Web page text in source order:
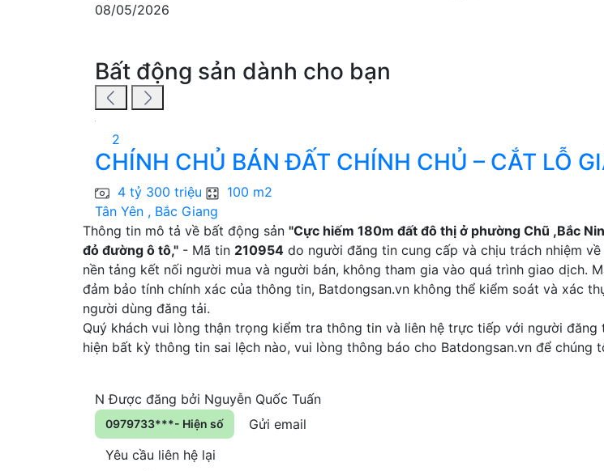
08/05/2026
Bất động sản dành cho bạn
2
CHÍNH CHỦ BÁN ĐẤT CHÍNH CHỦ – CẮT LỖ
4 tỷ 300 triệu
100 m2
Tân Yên , Bắc Giang
Thông tin mô tả về bất động sản "Cực hiếm 180m đất đô thị ở phường Chũ ,Bắc
đỏ đường ô tô," - Mã tin 210954 do người đăng tin cung cấp và chịu trách nhiệm
nền tảng kết nối người mua và người bán, không tham gia vào quá trình giao dịch.
đảm bảo tính chính xác của thông tin, Batdongsan.vn không thể kiểm soát và xác
người dùng đăng tải.
Quý khách vui lòng thận trọng kiểm tra thông tin và liên hệ trực tiếp với người đăng
hiện bất kỳ thông tin sai lệch nào, vui lòng thông báo cho Batdongsan.vn để chúng
N Được đăng bởi Nguyễn Quốc Tuấn
0979733***- Hiện số
Gửi email
Yêu cầu liên hệ lại